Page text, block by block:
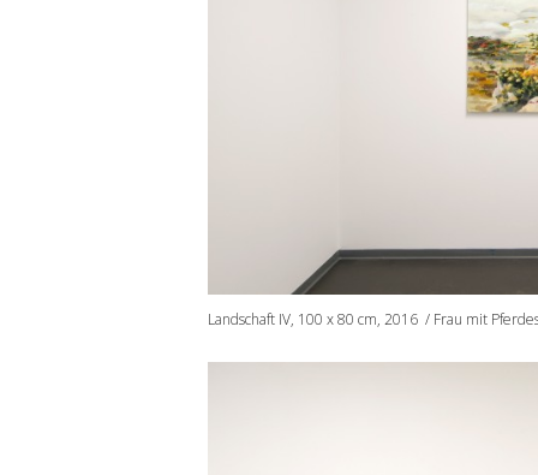
Landschaft IV, 100 x 80 cm, 2016 / Frau mit